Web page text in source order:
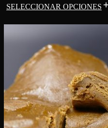
SELECCIONAR OPCIONES